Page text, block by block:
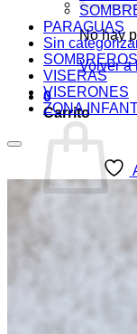
No hay
Volver a
0
Carrito
Volver a la
PARAGUAS
Sin
SOMBREROS
VISERAS
VISERONES
ZONA